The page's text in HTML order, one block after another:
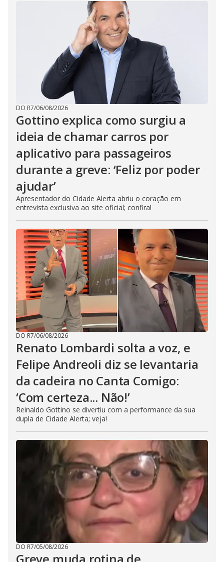
DO R7/06/08/2026
Gottino explica como surgiu a
ideia de chamar carros por
aplicativo para passageiros
durante a greve: ‘Feliz por poder
ajudar’
Apresentador do Cidade Alerta abriu o coração em
entrevista exclusiva ao site oficial; confira!
DO R7/06/08/2026
Renato Lombardi solta a voz, e
Felipe Andreoli diz se levantaria
da cadeira no Canta Comigo:
‘Com certeza... Não!’
Reinaldo Gottino se divertiu com a performance da sua
dupla de Cidade Alerta; veja!
DO R7/05/08/2026